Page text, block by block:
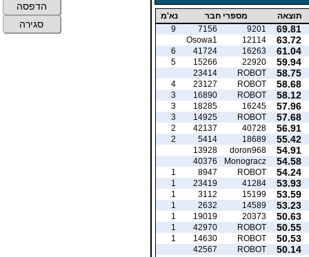
תוצאה מספרי חבר נא'מ
69.81
9201
7156
9
63.72
12114
Osowa1
61.04
16263
41724
6
59.94
22920
15266
5
58.75
ROBOT
23414
58.68
ROBOT
23127
4
58.12
ROBOT
16890
3
57.96
16245
18285
3
57.68
ROBOT
14925
3
56.91
40728
42137
2
55.42
18689
5414
2
54.91
doron968
13928
54.58
Monogracz
40376
54.24
ROBOT
8947
1
53.93
41284
23419
1
53.59
15199
3112
1
53.23
14589
2632
1
50.63
20373
19019
1
50.55
ROBOT
42970
1
50.53
ROBOT
14630
1
50.14
ROBOT
42567
הדפסה
סגירה